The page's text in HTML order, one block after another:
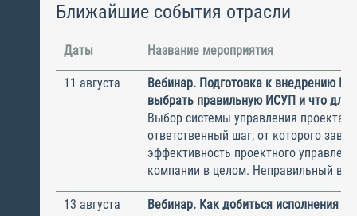
Ближайшие события отрасли
Даты Название мероприятия
11 августа
Вебинар. Подготовка к внедрению
выбрать правильную ИСУП и что для
Выбор системы управления
ответственный шаг, от которого
эффективность проектного
компании в целом. Неправильный
13 августа
Вебинар. Как добиться исполнения